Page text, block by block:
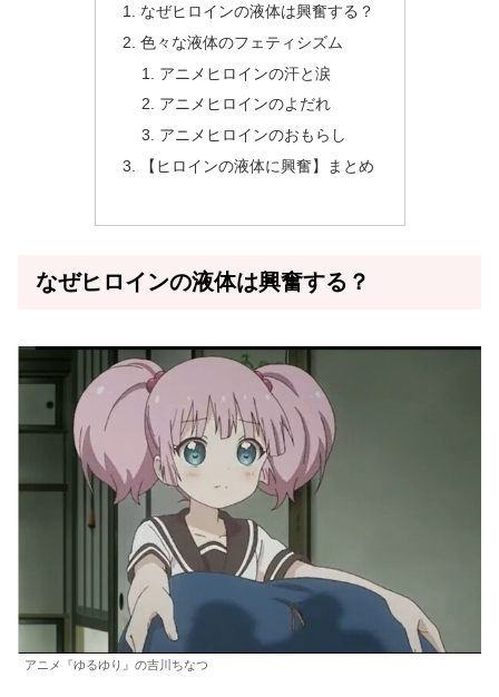
なぜヒロインの液体は興奮する？
色々な液体のフェティシズム
アニメヒロインの汗と涙
アニメヒロインのよだれ
アニメヒロインのおもらし
【ヒロインの液体に興奮】まとめ
なぜヒロインの液体は興奮する？
アニメ『ゆるゆり』の吉川ちなつ